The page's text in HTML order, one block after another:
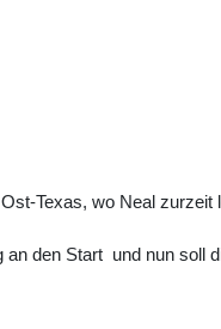
Texas, wo Neal zurzeit
den Start und nun soll